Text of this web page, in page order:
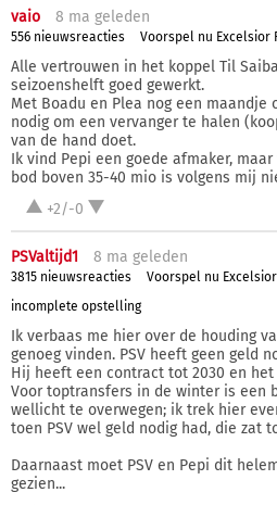
vaio 8 ma geleden
556 nieuwsreacties Voorspel nu Excelsior
Alle vertrouwen in het koppel Til
seizoenshelft goed gewerkt.
Met Boadu en Plea nog een
nodig om een vervanger te halen
van de hand doet.
Ik vind Pepi een goede afmaker,
bod boven 35-40 mio is volgens mij
+2/-0
PSValtijd1 8 ma geleden
3815 nieuwsreacties
Voorspel nu
incomplete opstelling
Ik verbaas me hier over de houding
genoeg vinden. PSV heeft geen geld
Hij heeft een contract tot 2030 en het
Voor toptransfers in de winter is een
wellicht te overwegen; ik trek hier
toen PSV wel geld nodig had, die zat
Daarnaast moet PSV en Pepi dit
gezien...